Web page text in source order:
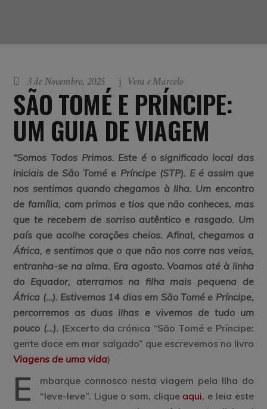
3 de Novembro, 2025 Vera e Marcelo
SÃO TOMÉ E PRÍNCIPE:
UM GUIA DE VIAGEM
“Somos Todos Primos. Este é o significado local das
iniciais de São Tomé e Príncipe (STP). E é assim que
nos sentimos quando chegamos à Ilha. Um encontro
de família, com primos e tios que não conheces, mas
que te recebem de sorriso autêntico e rasgado. Um
país que acolhe corações cheios. Afinal, chegamos a
África, e sentimos que o que não nos corre nas veias,
entranha-se na alma. Era agosto. Voamos até à linha
do Equador, aterramos na filha mais pequena de
África (…). Estivemos 14 dias em São Tomé e Príncipe,
percorremos as duas ilhas e vivemos de tudo um
pouco (…). (Excerto da crónica “São Tomé e Príncipe:
gente doce em mar salgado” que escrevemos no livro
Viagens de uma vida)
E
mbarque connosco nesta viagem pela Ilha do
“leve-leve”. Ligue o som, clique aqui, e leia este